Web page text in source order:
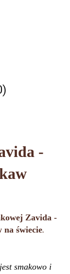
vida -
Zavida -
na świecie.
smakowo i